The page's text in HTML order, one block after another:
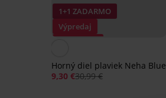
1+1 ZADARMO
Výpredaj
Horný diel plaviek Neha Blue
9,30 €30,99 €